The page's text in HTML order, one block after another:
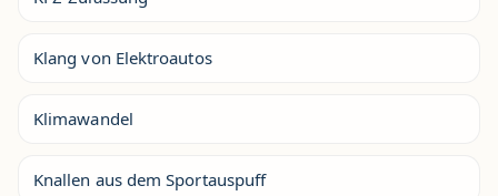
Klang von Elektroautos
Klimawandel
Knallen aus dem Sportauspuff